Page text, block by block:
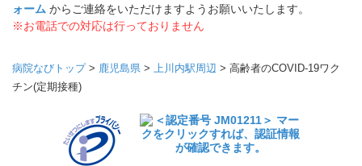
ォーム からご連絡をいただけますようお願いいたします。
※お電話での対応は行っておりません
病院なびトップ> 鹿児島県 > 上川内駅周辺 > 高齢者のCOVID-19ワク
チン(定期接種)